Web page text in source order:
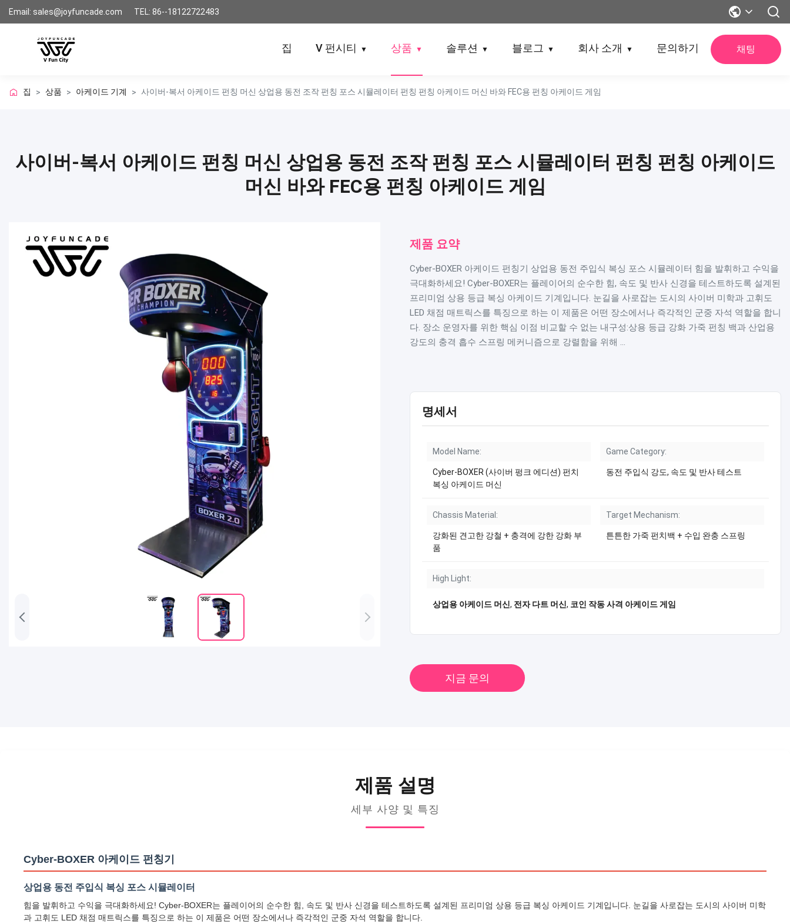
Email: sales@joyfuncade.com TEL: 86--18122722483
집 V 펀시티 ▼ 상품 ▼ 솔루션 ▼ 블로그 ▼ 회사 소개 ▼ 문의하기 채팅
집 > 상품 > 아케이드 기계 > 사이버-복서 아케이드 펀칭 머신 상업용 동전 조작 펀칭 포스 시뮬레이터 펀칭 펀칭 아케이드 머신 바와 FEC용 펀칭 아케이드 게임
사이버-복서 아케이드 펀칭 머신 상업용 동전 조작 펀칭 포스 시뮬레이터 펀칭 펀칭 아케이드
머신 바와 FEC용 펀칭 아케이드 게임
제품 요약
Cyber-BOXER 아케이드 펀칭기 상업용 동전 주입식 복싱 포스 시뮬레이터 힘을 발휘하고 수익을
극대화하세요! Cyber-BOXER는 플레이어의 순수한 힘, 속도 및 반사 신경을 테스트하도록 설계된
프리미엄 상용 등급 복싱 아케이드 기계입니다. 눈길을 사로잡는 도시의 사이버 미학과 고휘도
LED 채점 매트릭스를 특징으로 하는 이 제품은 어떤 장소에서나 즉각적인 군중 자석 역할을 합니
다. 장소 운영자를 위한 핵심 이점 비교할 수 없는 내구성:상용 등급 강화 가죽 펀칭 백과 산업용
강도의 충격 흡수 스프링 메커니즘으로 강렬함을 위해 ...
명세서
Model Name:
Cyber-BOXER (사이버 펑크 에디션) 펀치
복싱 아케이드 머신
Game Category:
동전 주입식 강도, 속도 및 반사 테스트
Chassis Material:
강화된 견고한 강철 + 충격에 강한 강화 부
품
Target Mechanism:
튼튼한 가죽 펀치백 + 수입 완충 스프링
High Light:
상업용 아케이드 머신 , 전자 다트 머신 , 코인 작동 사격 아케이드 게임
지금 문의
제품 설명
세부 사양 및 특징
Cyber-BOXER 아케이드 펀칭기
상업용 동전 주입식 복싱 포스 시뮬레이터
힘을 발휘하고 수익을 극대화하세요! Cyber-BOXER는 플레이어의 순수한 힘, 속도 및 반사 신경을 테스트하도록 설계된 프리미엄 상용 등급 복싱 아케이드 기계입니다. 눈길을 사로잡는 도시의 사이버 미학
과 고휘도 LED 채점 매트릭스를 특징으로 하는 이 제품은 어떤 장소에서나 즉각적인 군중 자석 역할을 합니다.